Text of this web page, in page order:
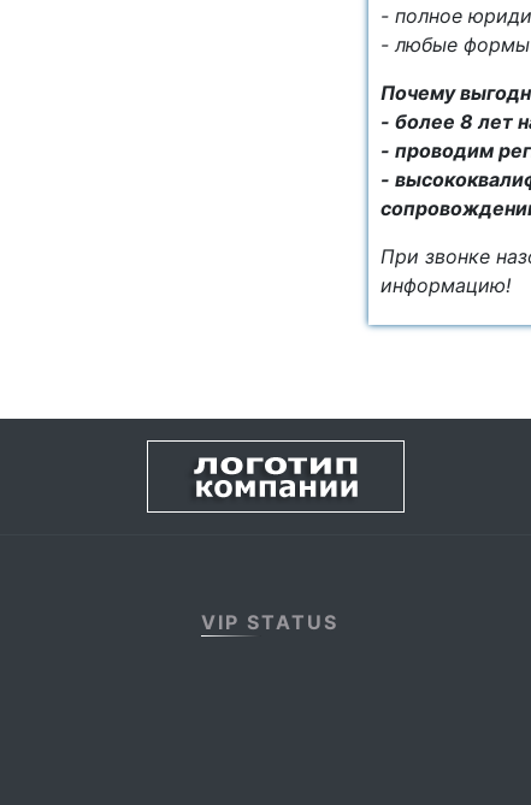
- полное
- любые формы
Почему
- более 8 лет
- проводим
-
При звонке
информацию!
VIP STATUS